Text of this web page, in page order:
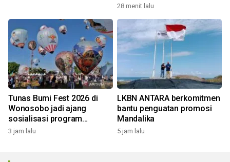
28 menit lalu
Tunas Bumi Fest 2026 di
Wonosobo jadi ajang
sosialisasi program
pemerintah lewat balon
3 jam lalu
LKBN ANTARA berkomitmen
bantu penguatan promosi
Mandalika
5 jam lalu